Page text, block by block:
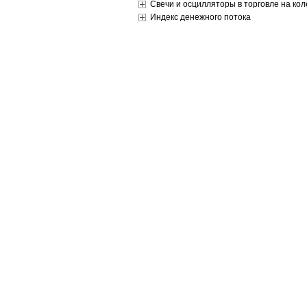
Свечи и осцилляторы в торговле на
Индекс денежного потока